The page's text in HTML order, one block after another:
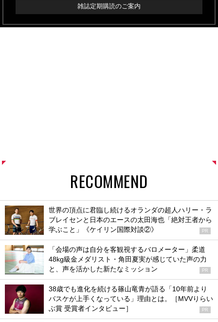
雑誌定期購読のご案内
RECOMMEND
世界の頂点に君臨し続けるオランダの超人ハリー・ラ
ブレイセンと日本のエースの太田海也「絶対王者から
学ぶこと」《ケイリン国際対談②》
PR
「会場の声は自分を客観視するバロメーター」柔道
48kg級金メダリスト・角田夏実が感じていた声の力
と、声を活かした新たなミッション
PR
38歳でも進化を続ける篠山竜青が語る「10年前より
バスケが上手くなっている」理由とは。［MVVりらい
ぶ賞 受賞者インタビュー］
PR